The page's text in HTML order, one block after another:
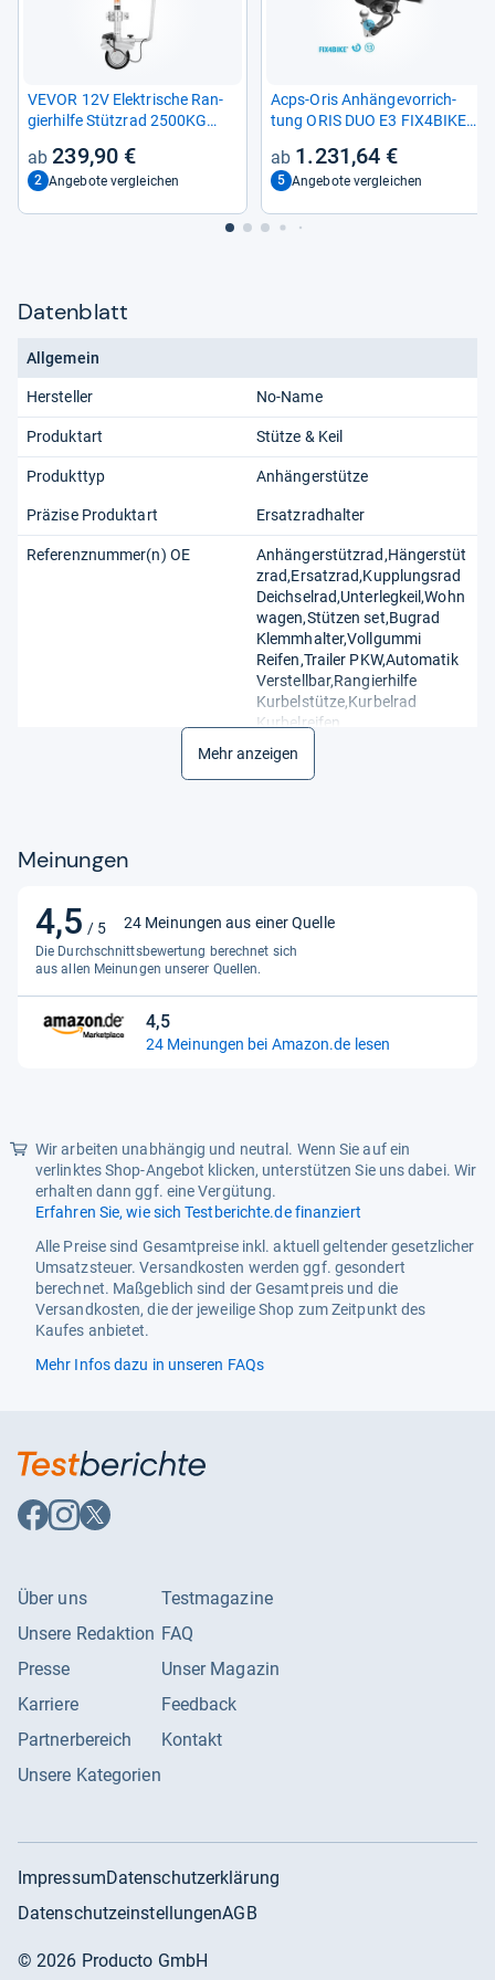
VEVOR 12V Elek­tri­sche Ran­
gier­hilfe Stütz­rad 2500KG
239,90 €
2 Angebote vergleichen
Acps-​Oris Anhän­ge­vor­rich­
tung ORIS DUO E3 FIX4BIKE®
1.231,64 €
5 Angebote vergleichen
Datenblatt
Allgemein
Hersteller No-Name
Produktart Stütze & Keil
Produkttyp Anhängerstütze
Präzise Produktart Ersatzradhalter
Referenznummer(n) OE
Anhängerstützrad,Hängerstüt
zrad,Ersatzrad,Kupplungsrad
Deichselrad,Unterlegkeil,Wohn
wagen,Stützen set,Bugrad
Klemmhalter,Vollgummi
Reifen,Trailer PKW,Automatik
Verstellbar,Rangierhilfe
Kurbelstütze,Kurbelrad
Kurbelreifen
Mehr anzeigen
Meinungen
4,5 / 5
4,5
von
5
Sternen
24 Meinungen aus einer Quelle
Die Durchschnittsbewertung berechnet sich
aus allen Meinungen unserer Quellen.
4,5
4,5
von
24 Meinungen bei Amazon.de lesen
Wir arbeiten unabhängig und neutral. Wenn Sie auf ein
verlinktes Shop-Angebot klicken, unterstützen Sie uns dabei. Wir
erhalten dann ggf. eine Vergütung.
Erfahren Sie, wie sich Testberichte.de finanziert
Alle Preise sind Gesamtpreise inkl. aktuell geltender gesetzlicher
Umsatzsteuer. Versandkosten werden ggf. gesondert
berechnet. Maßgeblich sind der Gesamtpreis und die
Versandkosten, die der jeweilige Shop zum Zeitpunkt des
Kaufes anbietet.
Mehr Infos dazu in unseren FAQs
Auf
Facebook
Auf
Instagram
Auf
X
Über uns
Unsere Redaktion
Presse
Karriere
Partnerbereich
Unsere Kategorien
Testmagazine
FAQ
Unser Magazin
Feedback
Kontakt
ImpressumDatenschutzerklärung
DatenschutzeinstellungenAGB
©2026 Producto GmbH